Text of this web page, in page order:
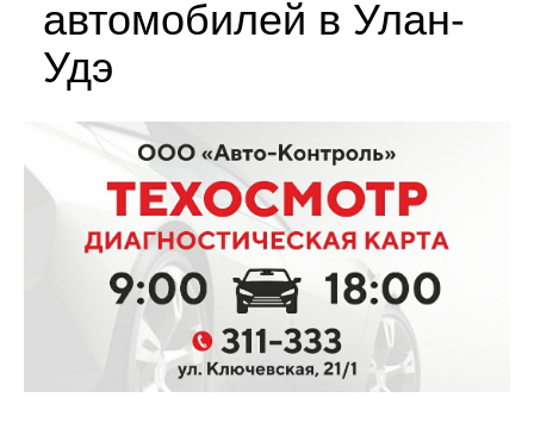
автомобилей в Улан-
Удэ